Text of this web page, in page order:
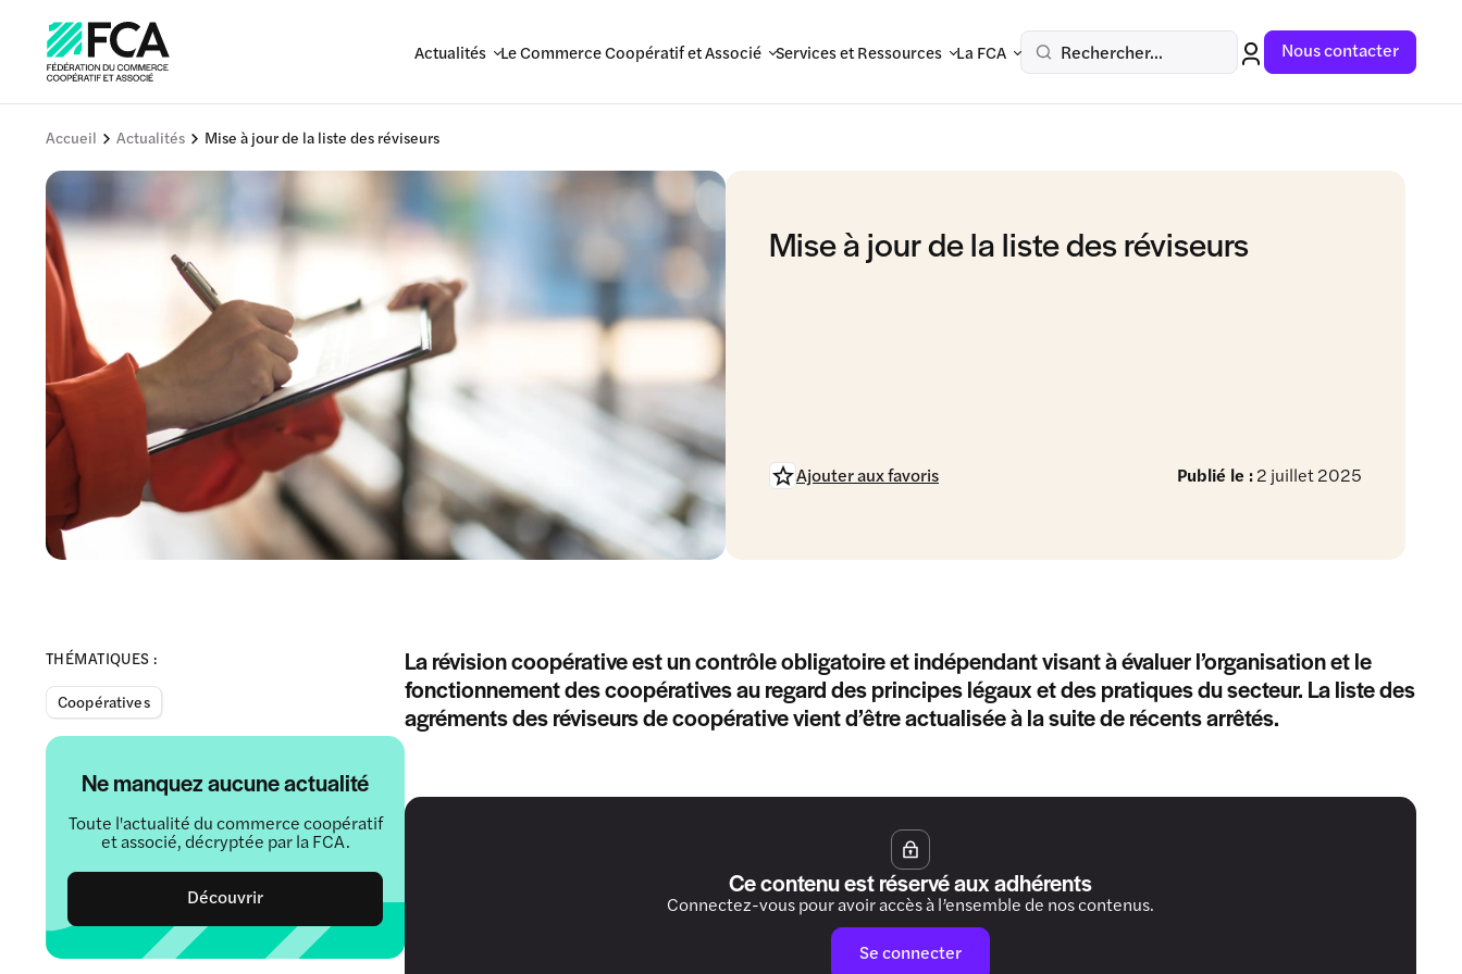
Actualités Le Commerce Coopératif et Associé Services et Ressources La FCA Rechercher... Nous contacter
Accueil Actualités Mise à jour de la liste des réviseurs
Mise à jour de la liste des réviseurs
Publié le :2 juillet 2025
Ajouter aux favoris
THÉMATIQUES :
Coopératives
Ne manquez aucune actualité
Toute l'actualité du commerce coopératif
et associé, décryptée par la FCA.
Découvrir
La révision coopérative est un contrôle obligatoire et indépendant visant à évaluer l’organisation et le
fonctionnement des coopératives au regard des principes légaux et des pratiques du secteur. La liste des
agréments des réviseurs de coopérative vient d’être actualisée à la suite de récents arrêtés.
Ce contenu est réservé aux adhérents
Connectez-vous pour avoir accès à l’ensemble de nos contenus.
Se connecter